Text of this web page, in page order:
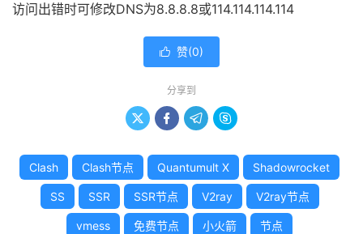
访问出错时可修改DNS为8.8.8.8或114.114.114.114
 赞(0)
分享到
   
Clash Clash节点 Quantumult X Shadowrocket
SS SSR SSR节点 V2ray V2ray节点
vmess 免费节点 小火箭 节点